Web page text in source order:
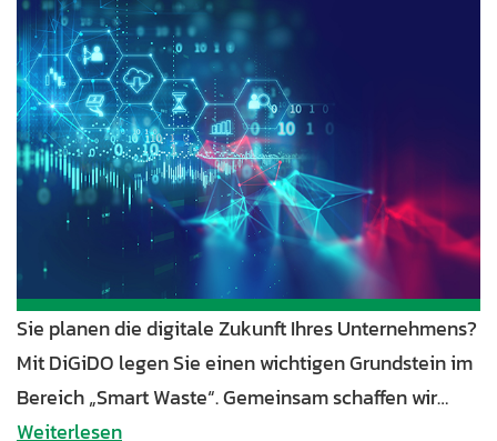
Sie planen die digitale Zukunft Ihres Unternehmens?
Mit DiGiDO legen Sie einen wichtigen Grundstein im
Bereich „Smart Waste“. Gemeinsam schaffen wir…
Weiterlesen